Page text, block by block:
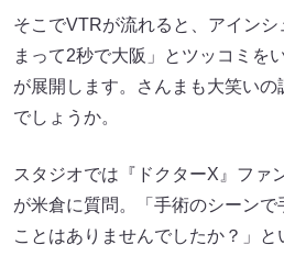
そこでVTRが流れると、アイン
まって2秒で大阪」とツッコミを
が展開します。さんまも大笑い
でしょうか。
スタジオでは『ドクターX』ファ
が米倉に質問。「手術のシーン
ことはありませんでしたか？」